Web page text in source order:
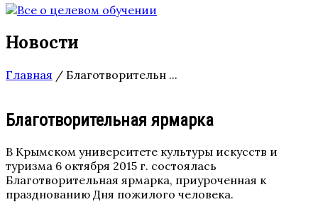
Новости
Главная / Благотворительн ...
Благотворительная ярмарка
В Крымском университете культуры искусств и
туризма 6 октября 2015 г. состоялась
Благотворительная ярмарка, приуроченная к
празднованию Дня пожилого человека.